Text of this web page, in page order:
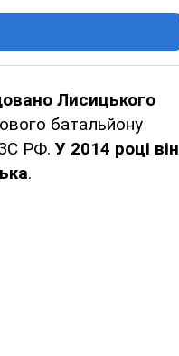
Лисицького
батальйону
РФ. У 2014 році він
.